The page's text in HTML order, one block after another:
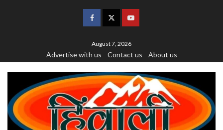
August 7, 2026
Advertise with us Contact us About us